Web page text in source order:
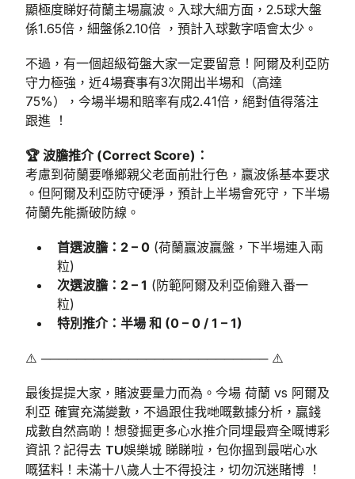
顯極度睇好荷蘭主場贏波。入球大細方面，2.5球大盤
係1.65倍，細盤係2.10倍 ，預計入球數字唔會太少。
不過，有一個超級筍盤大家一定要留意！阿爾及利亞防
守力極強，近4場賽事有3次開出半場和（高達
75%），今場半場和賠率有成2.41倍，絕對值得落注
跟進 ！
🏆 波膽推介 (Correct Score)：
考慮到荷蘭要喺鄉親父老面前壯行色，贏波係基本要求
。但阿爾及利亞防守硬淨，預計上半場會死守，下半場
荷蘭先能撕破防線。
首選波膽：2 – 0 (荷蘭贏波贏盤，下半場連入兩
粒)
次選波膽：2 – 1 (防範阿爾及利亞偷雞入番一
粒)
特別推介：半場 和 (0 – 0 / 1 – 1)
⚠️ ────────────────────────── ⚠️
最後提提大家，賭波要量力而為。今場 荷蘭 vs 阿爾及
利亞 確實充滿變數，不過跟住我哋嘅數據分析，贏錢
成數自然高啲！想發掘更多心水推介同埋最齊全嘅博彩
資訊？記得去 TU娛樂城 睇睇啦，包你搵到最啱心水
嘅猛料！未滿十八歲人士不得投注，切勿沉迷賭博 ！